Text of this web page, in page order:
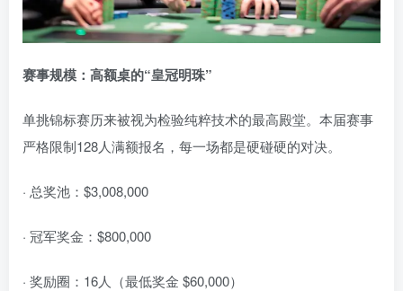
赛事规模：高额桌的“皇冠明珠”
单挑锦标赛历来被视为检验纯粹技术的最高殿堂。本届赛事
严格限制128人满额报名，每一场都是硬碰硬的对决。
· 总奖池：$3,008,000
· 冠军奖金：$800,000
· 奖励圈：16人（最低奖金 $60,000）